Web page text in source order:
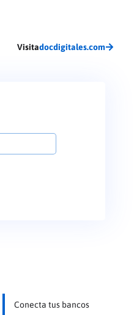
Visitadocdigitales.com
Conecta tus bancos